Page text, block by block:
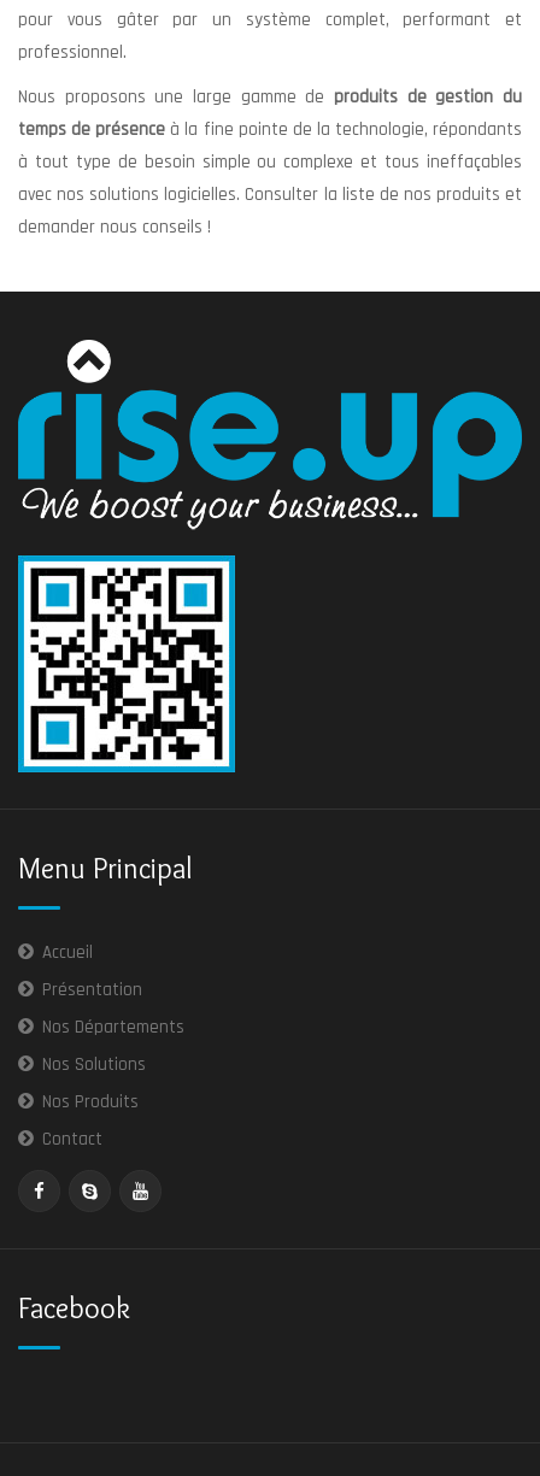
pour vous gâter par un système complet, performant et
professionnel.
Nous proposons une large gamme de produits de gestion du
temps de présence à la fine pointe de la technologie, répondants
à tout type de besoin simple ou complexe et tous ineffaçables
avec nos solutions logicielles. Consulter la liste de nos produits et
demander nous conseils !
Menu Principal
Accueil
Présentation
Nos Départements
Nos Solutions
Nos Produits
Contact
Facebook